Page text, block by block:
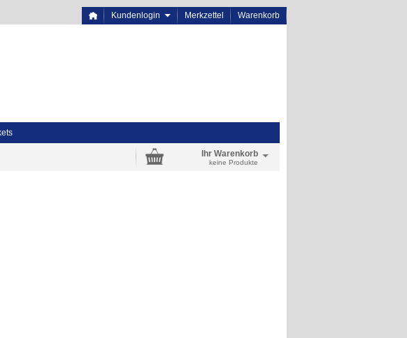
Kundenlogin Merkzettel Warenkorb
Ihr Warenkorb
keine Produkte